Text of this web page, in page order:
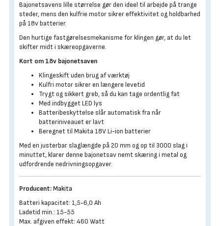
Bajonetsavens lille størrelse gør den ideel til arbejde på trange
steder, mens den kulfrie motor sikrer effektivitet og holdbarhed
på 18v batterier.
Den hurtige fastgørelsesmekanisme for klingen gør, at du let
skifter midt i skæreopgaverne.
Kort om 18v bajonetsaven
Klingeskift uden brug af værktøj
Kulfri motor sikrer en længere levetid
Trygt og sikkert greb, så du kan tage ordentlig fat
Med indbygget LED lys
Batteribeskyttelse slår automatisk fra når
batteriniveauet er lavt
Beregnet til Makita 18V Li-ion batterier
Med en justerbar slaglængde på 20 mm og op til 3000 slag i
minuttet, klarer denne bajonetsav nemt skæring i metal og
udfordrende nedrivningsopgaver.
Producent:Makita
Batteri kapacitet: 1,5-6,0 Ah
Ladetid min.: 15-55
Max. afgiven effekt: 460 Watt